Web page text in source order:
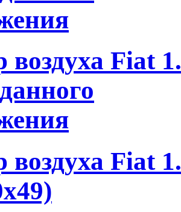
Fiat
Fiat